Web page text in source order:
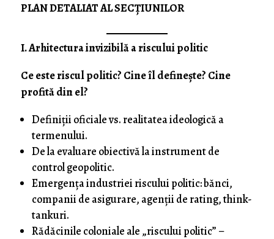
PLAN DETALIAT AL SECȚIUNILOR
I. Arhitectura invizibilă a riscului politic
Ce este riscul politic? Cine îl definește? Cine
profită din el?
Definiții oficiale vs. realitatea ideologică a
termenului.
De la evaluare obiectivă la instrument de
control geopolitic.
Emergența industriei riscului politic: bănci,
companii de asigurare, agenții de rating, think-
tankuri.
Rădăcinile coloniale ale „riscului politic” –